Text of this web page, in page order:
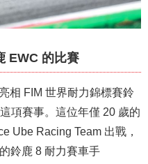
EWC 的比賽
相 FIM 世界耐力錦標賽鈴
項賽事。這位年僅 20 歲的
Ube Racing Team 出戰，
鈴鹿 8 耐力賽車手